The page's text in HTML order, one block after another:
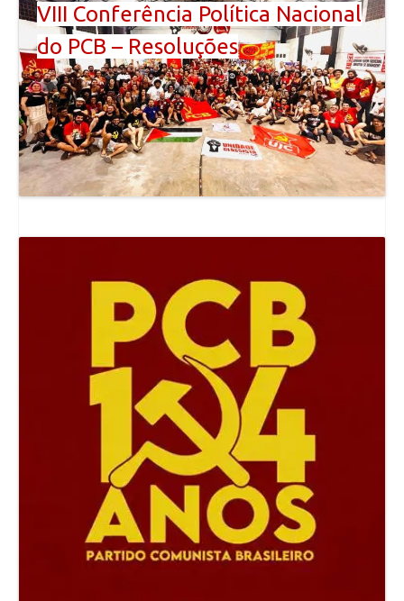
VIII Conferência Política Nacional
do PCB – Resoluções